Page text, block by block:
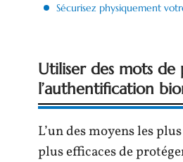
Sécurisez physiquement
Utiliser des mots de
l’authentification
L’un des moyens les
plus efficaces de